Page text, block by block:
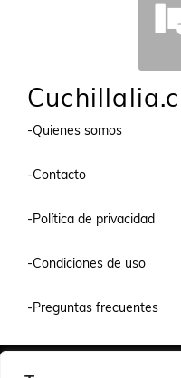
-Quienes somos
-Contacto
-Política de privacidad
-Condiciones de uso
-Preguntas frecuentes